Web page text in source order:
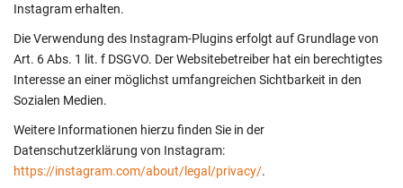
Instagram erhalten.
Die Verwendung des Instagram-Plugins erfolgt auf Grundlage von
Art. 6 Abs. 1 lit. f DSGVO. Der Websitebetreiber hat ein berechtigtes
Interesse an einer möglichst umfangreichen Sichtbarkeit in den
Sozialen Medien.
Weitere Informationen hierzu finden Sie in der
Datenschutzerklärung von Instagram:
https://instagram.com/about/legal/privacy/.